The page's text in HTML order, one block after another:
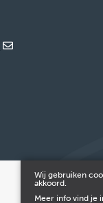
Wij gebruiken
akkoord.
Meer info vind je